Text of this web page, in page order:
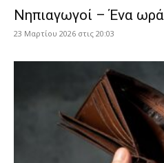
Νηπιαγωγοί – Ένα
23 Μαρτίου 2026 στις 20:03